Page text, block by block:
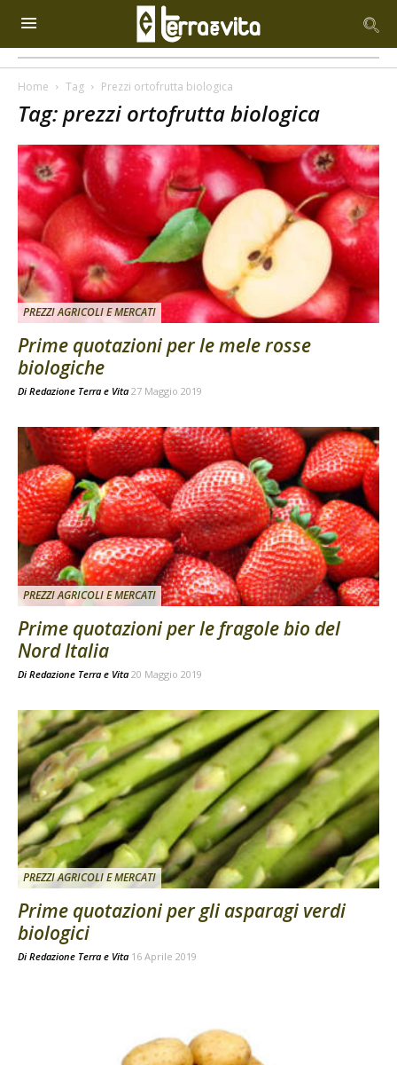
Home Tag Prezzi ortofrutta biologica
Tag: prezzi ortofrutta biologica
PREZZI AGRICOLI E MERCATI
Prime quotazioni per le mele rosse
biologiche
Di Redazione Terra e Vita 27 Maggio 2019
PREZZI AGRICOLI E MERCATI
Prime quotazioni per le fragole bio del
Nord Italia
Di Redazione Terra e Vita 20 Maggio 2019
PREZZI AGRICOLI E MERCATI
Prime quotazioni per gli asparagi verdi
biologici
Di Redazione Terra e Vita 16 Aprile 2019